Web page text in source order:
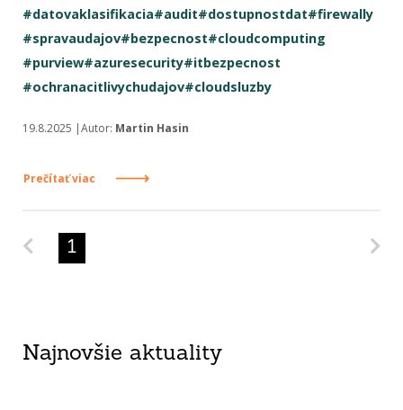
#datovaklasifikacia#audit#dostupnostdat#firewally
#spravaudajov#bezpecnost#cloudcomputing
#purview#azuresecurity#itbezpecnost
#ochranacitlivychudajov#cloudsluzby
19.8.2025 |Autor: Martin Hasin
Prečítať viac
Predchádzajúca strana
1
Najnovšie aktuality